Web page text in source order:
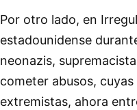
Por otro lado, en
estadounidense
neonazis,
cometer abusos,
extremistas, ahora